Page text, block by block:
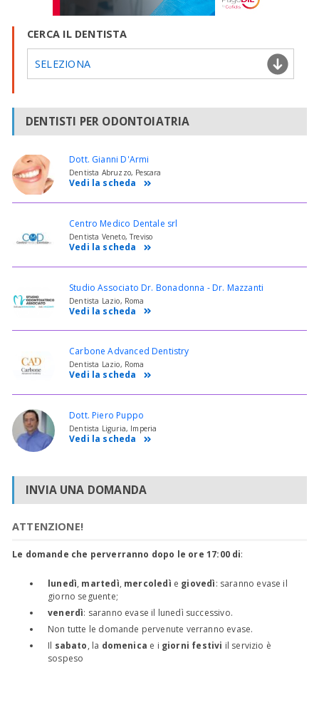
CERCA IL DENTISTA
SELEZIONA
DENTISTI PER ODONTOIATRIA
Dott. Gianni D'Armi
Dentista Abruzzo, Pescara
Vedi la scheda
Centro Medico Dentale srl
Dentista Veneto, Treviso
Vedi la scheda
Studio Associato Dr. Bonadonna - Dr. Mazzanti
Dentista Lazio, Roma
Vedi la scheda
Carbone Advanced Dentistry
Dentista Lazio, Roma
Vedi la scheda
Dott. Piero Puppo
Dentista Liguria, Imperia
Vedi la scheda
INVIA UNA DOMANDA
ATTENZIONE!
Le domande che perverranno dopo le ore 17:00 di:
lunedì, martedì, mercoledì e giovedì: saranno evase il
giorno seguente;
venerdì: saranno evase il lunedì successivo.
Non tutte le domande pervenute verranno evase.
Il sabato, la domenica e i giorni festivi il servizio è
sospeso